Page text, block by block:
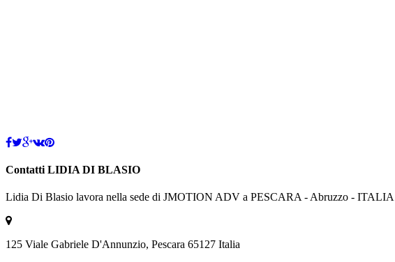
Contatti LIDIA DI BLASIO
Lidia Di Blasio lavora nella sede di JMOTION ADV a PESCARA - Abruzzo - ITALIA
125 Viale Gabriele D'Annunzio, Pescara 65127 Italia